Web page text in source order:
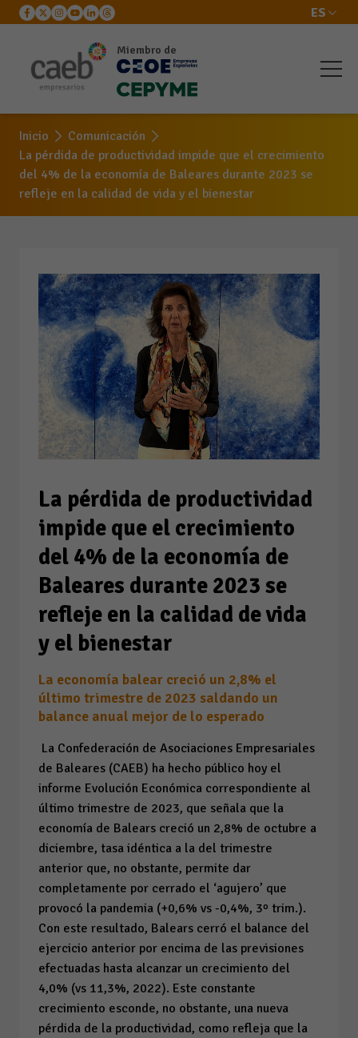
ES
Miembro de
Inicio
Comunicación
La pérdida de productividad impide que el crecimiento
del 4% de la economía de Baleares durante 2023 se
refleje en la calidad de vida y el bienestar
La pérdida de productividad
impide que el crecimiento
del 4% de la economía de
Baleares durante 2023 se
refleje en la calidad de vida
y el bienestar
La economía balear creció un 2,8% el
último trimestre de 2023 saldando un
balance anual mejor de lo esperado
La Confederación de Asociaciones Empresariales
de Baleares (CAEB) ha hecho público hoy el
informe Evolución Económica correspondiente al
último trimestre de 2023, que señala que la
economía de Balears creció un 2,8% de octubre a
diciembre, tasa idéntica a la del trimestre
anterior que, no obstante, permite dar
completamente por cerrado el ‘agujero’ que
provocó la pandemia (+0,6% vs -0,4%, 3º trim.).
Con este resultado, Balears cerró el balance del
ejercicio anterior por encima de las previsiones
efectuadas hasta alcanzar un crecimiento del
4,0% (vs 11,3%, 2022). Este constante
crecimiento esconde, no obstante, una nueva
pérdida de la productividad, como refleja que la